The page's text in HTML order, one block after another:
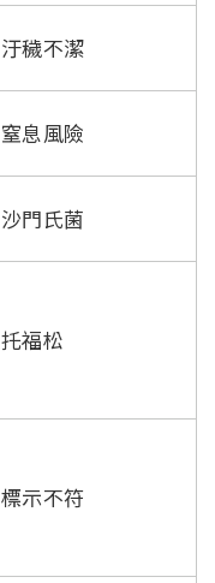
汙穢不潔
窒息風險
沙門氏菌
托福松
標示不符